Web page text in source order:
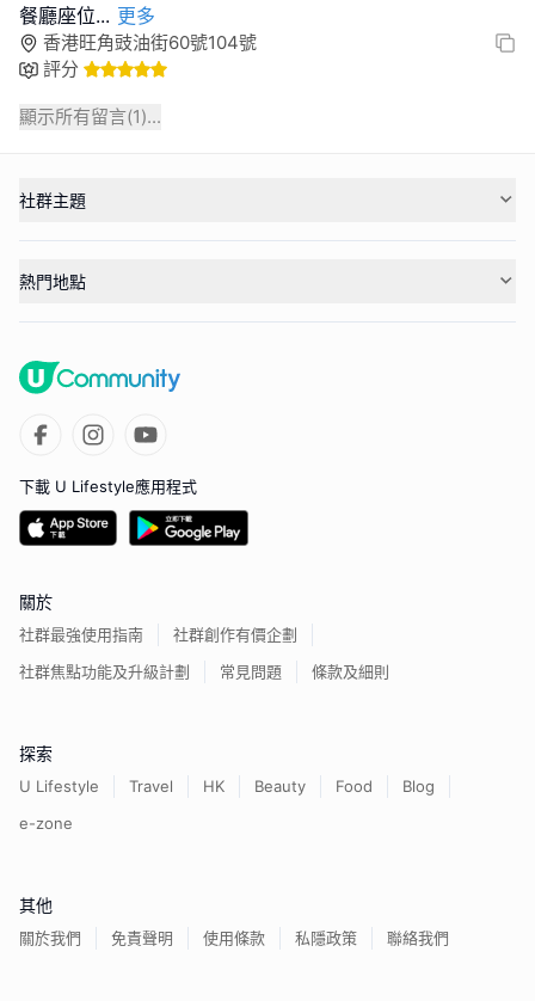
餐廳座位... 更多
香港旺角豉油街60號104號
評分
顯示所有留言(1)...
社群主題
熱門地點
下載 U Lifestyle應用程式
關於
社群最強使用指南
社群創作有價企劃
社群焦點功能及升級計劃
常見問題 條款及細則
探索
U Lifestyle Travel HK Beauty Food
Blog
e-zone
其他
關於我們 免責聲明 使用條款 私隱政策 聯絡我們